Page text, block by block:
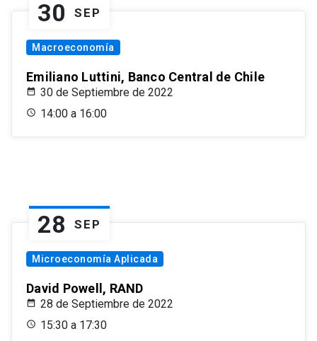
30 SEP
Macroeconomía
Emiliano Luttini, Banco Central de Chile
30 de Septiembre de 2022
14:00 a 16:00
28 SEP
Microeconomía Aplicada
David Powell, RAND
28 de Septiembre de 2022
15:30 a 17:30